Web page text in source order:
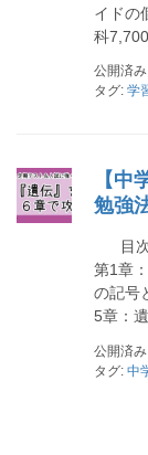
イドの
科
公開済
タグ: 学
【中
勉強
目次
第1章
の記号
5章：
公開済
タグ: 中